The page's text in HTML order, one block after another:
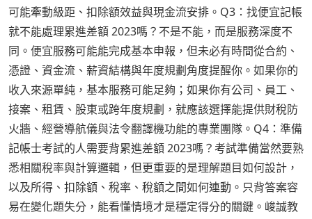
可能牽動級距、扣除額效益與現金流安排。Q3：找便宜記帳
就不能處理累進差額 2023嗎？不是不能，而是服務深度不
同。便宜服務可能能完成基本申報，但未必有時間從合約、
憑證、資金流、薪資結構與年度規劃角度提醒你。如果你的
收入來源單純，基本服務可能足夠；如果你有公司、員工、
接案、租賃、股東或跨年度規劃，就應該選擇能提供財稅防
火牆、經營導航儀與法令翻譯機功能的專業團隊。Q4：準備
記帳士考試的人需要背累進差額 2023嗎？考試準備當然要熟
悉相關稅率與計算邏輯，但更重要的是理解題目如何設計，
以及所得、扣除額、稅率、稅額之間如何連動。只背答案容
易在變化題失分，能看懂情境才是穩定得分的關鍵。峻誠教